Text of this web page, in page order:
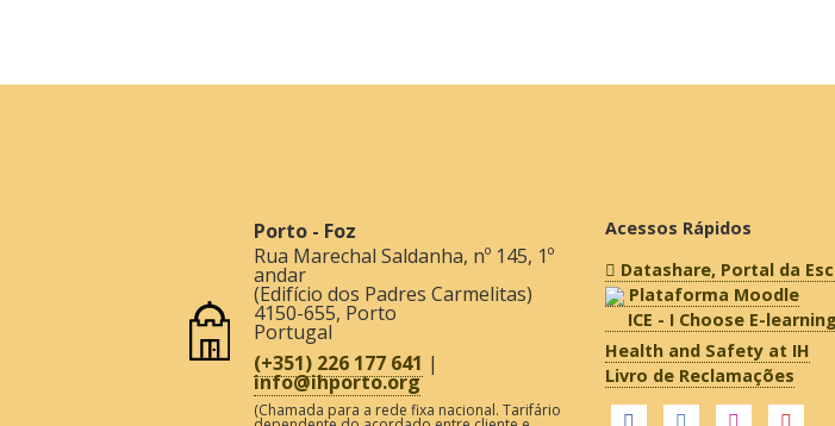
Porto - Foz
Rua Marechal Saldanha, nº 145, 1º
andar
(Edifício dos Padres Carmelitas)
4150-655, Porto
Portugal
(+351) 226 177 641 |
info@ihporto.org
(Chamada para a rede fixa nacional. Tarifário
Acessos Rápidos
Datashare, Portal da
Plataforma Moodle
ICE - I Choose E-learning
Health and Safety at IH
Livro de Reclamações